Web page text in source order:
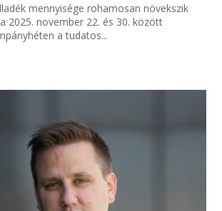
mennyisége rohamosan növekszik
2025. november 22. és 30. között
a tudatos...